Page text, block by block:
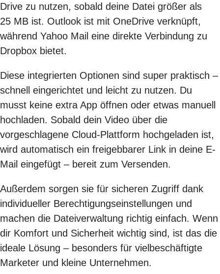
Drive zu nutzen, sobald deine Datei größer als
25 MB ist. Outlook ist mit OneDrive verknüpft,
während Yahoo Mail eine direkte Verbindung zu
Dropbox bietet.
Diese integrierten Optionen sind super praktisch –
schnell eingerichtet und leicht zu nutzen. Du
musst keine extra App öffnen oder etwas manuell
hochladen. Sobald dein Video über die
vorgeschlagene Cloud-Plattform hochgeladen ist,
wird automatisch ein freigebbarer Link in deine E-
Mail eingefügt – bereit zum Versenden.
Außerdem sorgen sie für sicheren Zugriff dank
individueller Berechtigungseinstellungen und
machen die Dateiverwaltung richtig einfach. Wenn
dir Komfort und Sicherheit wichtig sind, ist das die
ideale Lösung – besonders für vielbeschäftigte
Marketer und kleine Unternehmen.